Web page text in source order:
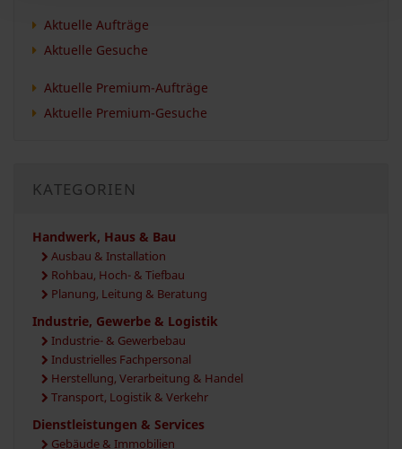
Aktuelle Aufträge
Aktuelle Gesuche
Aktuelle Premium-Aufträge
Aktuelle Premium-Gesuche
KATEGORIEN
Handwerk, Haus & Bau
Ausbau & Installation
Rohbau, Hoch- & Tiefbau
Planung, Leitung & Beratung
Industrie, Gewerbe & Logistik
Industrie- & Gewerbebau
Industrielles Fachpersonal
Herstellung, Verarbeitung & Handel
Transport, Logistik & Verkehr
Dienstleistungen & Services
Gebäude & Immobilien